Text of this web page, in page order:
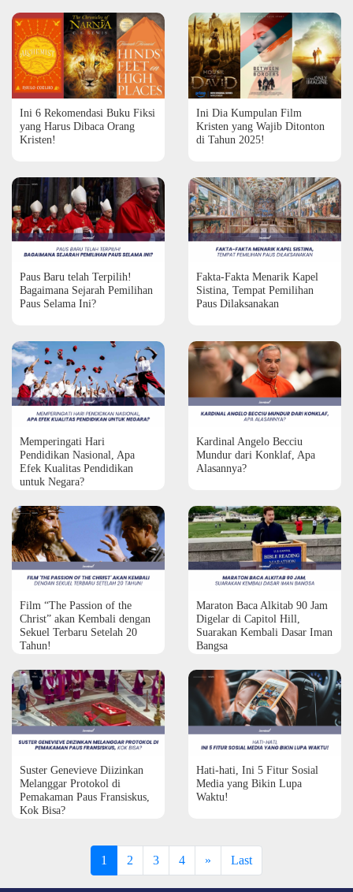
Ini 6 Rekomendasi Buku Fiksi
yang Harus Dibaca Orang
Kristen!
Ini Dia Kumpulan Film
Kristen yang Wajib Ditonton
di Tahun 2025!
Paus Baru telah Terpilih!
Bagaimana Sejarah Pemilihan
Paus Selama Ini?
Fakta-Fakta Menarik Kapel
Sistina, Tempat Pemilihan
Paus Dilaksanakan
Memperingati Hari
Pendidikan Nasional, Apa
Efek Kualitas Pendidikan
untuk Negara?
Kardinal Angelo Becciu
Mundur dari Konklaf, Apa
Alasannya?
Film “The Passion of the
Christ” akan Kembali dengan
Sekuel Terbaru Setelah 20
Tahun!
Maraton Baca Alkitab 90 Jam
Digelar di Capitol Hill,
Suarakan Kembali Dasar Iman
Bangsa
Suster Genevieve Diizinkan
Melanggar Protokol di
Pemakaman Paus Fransiskus,
Kok Bisa?
Hati-hati, Ini 5 Fitur Sosial
Media yang Bikin Lupa
Waktu!
1 2 3 4 » Last